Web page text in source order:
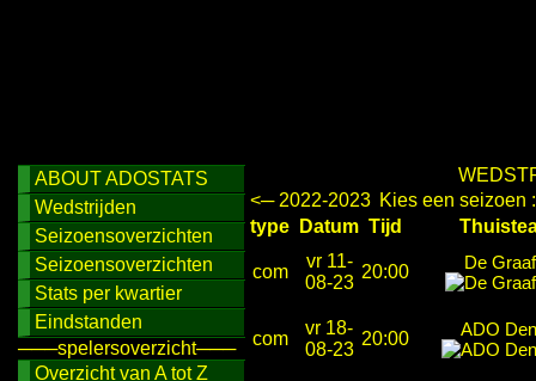
ABOUT ADOSTATS
Wedstrijden
Seizoensoverzichten
Seizoensoverzichten
Stats per kwartier
Eindstanden
───spelersoverzicht───
Overzicht van A tot Z
<─ 2022-2023 Kies een seizoen
type
Datum Tijd
com
vr 11-
08-23
20:00 De
com
vr 18-
08-23
20:00 ADO